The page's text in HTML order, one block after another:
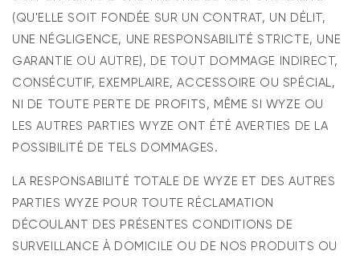
(QU'ELLE SOIT FONDÉE SUR UN CONTRAT, UN DÉLIT,
UNE NÉGLIGENCE, UNE RESPONSABILITÉ STRICTE, UNE
GARANTIE OU AUTRE), DE TOUT DOMMAGE INDIRECT,
CONSÉCUTIF, EXEMPLAIRE, ACCESSOIRE OU SPÉCIAL,
NI DE TOUTE PERTE DE PROFITS, MÊME SI WYZE OU
LES AUTRES PARTIES WYZE ONT ÉTÉ AVERTIES DE LA
POSSIBILITÉ DE TELS DOMMAGES.
LA RESPONSABILITÉ TOTALE DE WYZE ET DES AUTRES
PARTIES WYZE POUR TOUTE RÉCLAMATION
DÉCOULANT DES PRÉSENTES CONDITIONS DE
SURVEILLANCE À DOMICILE OU DE NOS PRODUITS OU